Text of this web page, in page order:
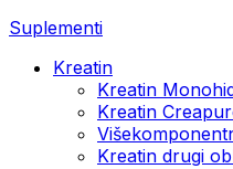
Suplementi
Kreatin
Kreatin
Kreatin
Kreatin drugi